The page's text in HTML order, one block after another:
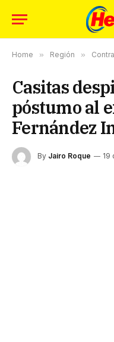
Home » Región »
Casitas
póstumo al
Fernández
By Jairo Roque 19